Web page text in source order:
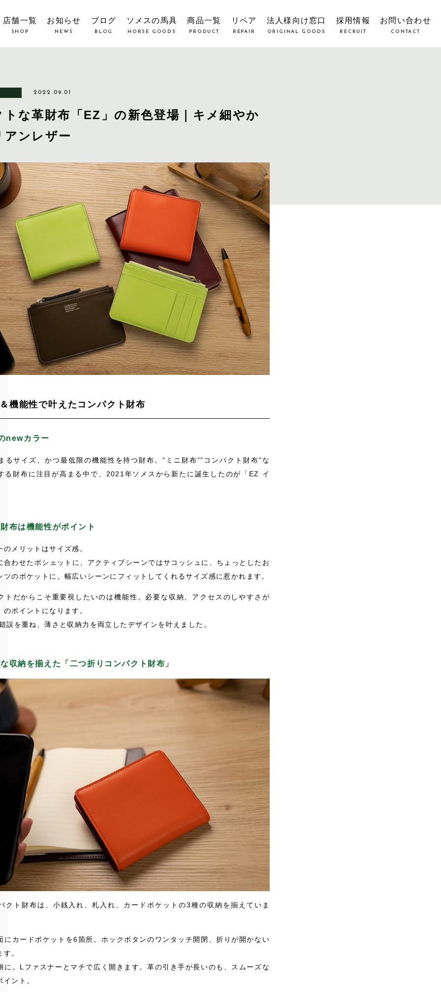
店舗一覧
SHOP
お知らせ
NEWS
ブログ
BLOG
ソメスの馬具
HORSE GOODS
商品一覧
PRODUCT
リペア
REPAIR
法人様向け窓口
ORIGINAL GOODS
採用情報
RECRUIT
お問い合わせ
CONTACT
2022.09.01
トな革財布「EZ」の新色登場｜キメ細やか
アンレザー
機能性で叶えたコンパクト財布
newカラー
るサイズ、かつ最低限の機能性を持つ財布。”ミニ財布””コンパクト財布”な
る財布に注目が高まる中で、2021年ソメスから新たに誕生したのが「EZ イ
布は機能性がポイント
メリットはサイズ感。
合わせたポシェットに、アクティブシーンではサコッシュに、ちょっとしたお
ツのポケットに。幅広いシーンにフィットしてくれるサイズ感に惹かれます。
トだからこそ重要視したいのは機能性。必要な収納、アクセスのしやすさが
ポイントになります。
誤を重ね、薄さと収納力を両立したデザインを叶えました。
収納を揃えた「二つ折りコンパクト財布」
クト財布は、小銭入れ、札入れ、カードポケットの3種の収納を揃えていま
にカードポケットを6箇所。ホックボタンのワンタッチ開閉、折りが開かない
。
に。Lファスナーとマチで広く開きます。革の引き手が長いのも、スムーズな
ント。